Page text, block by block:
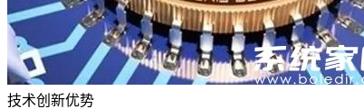
技术创新优势